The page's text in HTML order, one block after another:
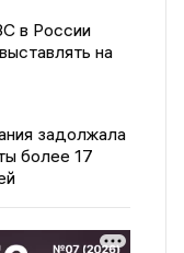
в России
на
задолжала
более 17